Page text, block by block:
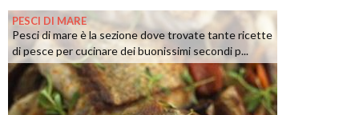
PESCI DI MARE
Pesci di mare è la sezione dove trovate tante ricette
di pesce per cucinare dei buonissimi secondi p...